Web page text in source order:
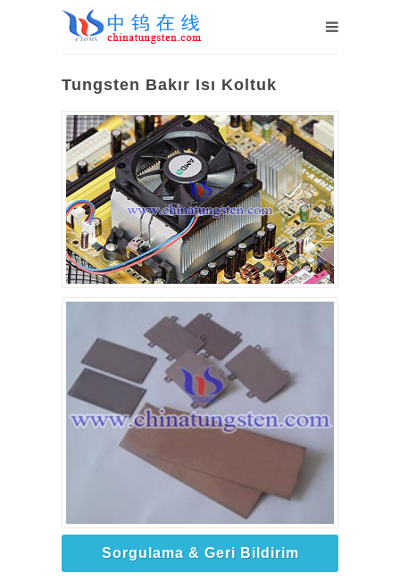
Tungsten Bakır Isı Koltuk
Sorgulama & Geri Bildirim